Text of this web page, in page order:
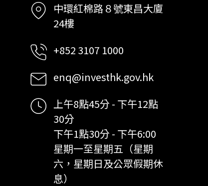
中環紅棉路８號東昌大廈
24樓
+852 3107 1000
enq@investhk.gov.hk
上午8點45分 - 下午12點
30分
下午1點30分 - 下午6:00
星期一至星期五（星期
六，星期日及公眾假期休
息）